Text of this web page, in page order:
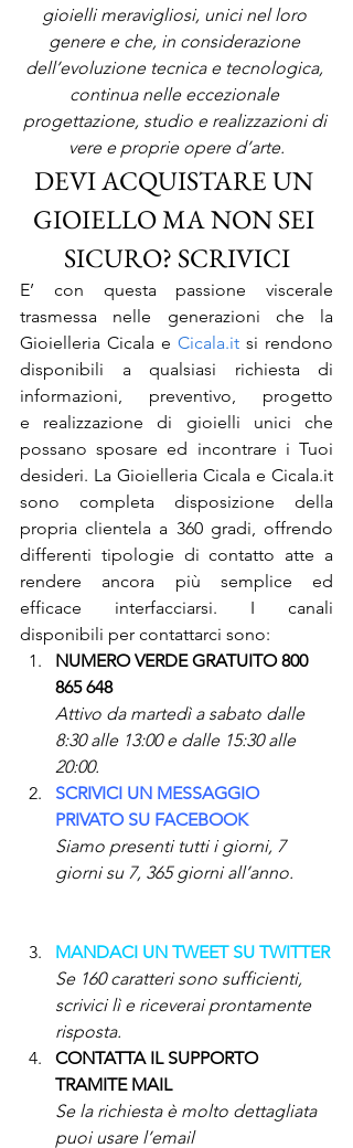
gioielli meravigliosi, unici nel loro
genere e che, in considerazione
dell’evoluzione tecnica e tecnologica,
continua nelle eccezionale
progettazione, studio e realizzazioni di
vere e proprie opere d’arte.
DEVI ACQUISTARE UN
GIOIELLO MA NON SEI
SICURO? SCRIVICI
E’ con questa passione viscerale
trasmessa nelle generazioni che la
Gioielleria Cicala e Cicala.it si rendono
disponibili a qualsiasi richiesta di
informazioni, preventivo, progetto
e realizzazione di gioielli unici che
possano sposare ed incontrare i Tuoi
desideri. La Gioielleria Cicala e Cicala.it
sono completa disposizione della
propria clientela a 360 gradi, offrendo
differenti tipologie di contatto atte a
rendere ancora più semplice ed
efficace interfacciarsi. I canali
disponibili per contattarci sono:
NUMERO VERDE GRATUITO 800
865 648
Attivo da martedì a sabato dalle
8:30 alle 13:00 e dalle 15:30 alle
20:00.
SCRIVICI UN MESSAGGIO
PRIVATO SU FACEBOOK
Siamo presenti tutti i giorni, 7
giorni su 7, 365 giorni all’anno.
MANDACI UN TWEET SU TWITTER
Se 160 caratteri sono sufficienti,
scrivici lì e riceverai prontamente
risposta.
CONTATTA IL SUPPORTO
TRAMITE MAIL
Se la richiesta è molto dettagliata
puoi usare l’email